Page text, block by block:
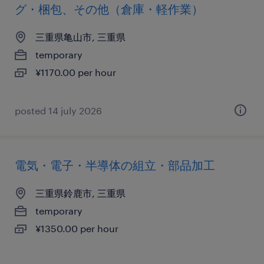
グ・梱包、その他（倉庫・軽作業）
三重県亀山市, 三重県
temporary
¥1170.00 per hour
posted 14 july 2026
電気・電子・半導体の組立・部品加工
三重県鈴鹿市, 三重県
temporary
¥1350.00 per hour